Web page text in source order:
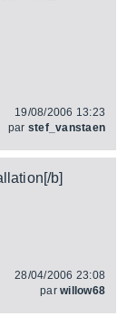
19/08/2006 13:23
par stef_vanstaen
b]
28/04/2006 23:08
parwillow68